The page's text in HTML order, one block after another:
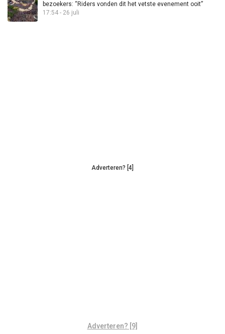
bezoekers: “Riders vonden dit het vetste evenement ooit”
17:54 - 26 juli
Adverteren? [4]
Adverteren? [9]